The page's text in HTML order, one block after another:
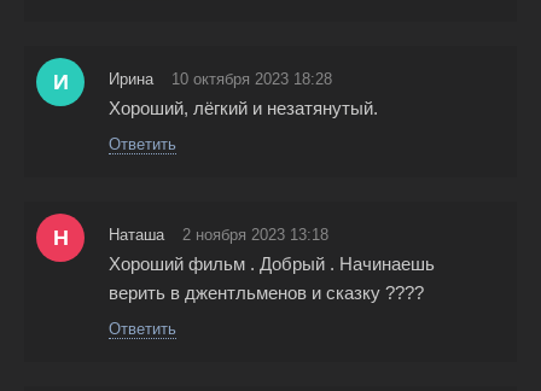
И Ирина 10 октября 2023 18:28
Хороший, лёгкий и незатянутый.
Ответить
Н Наташа 2 ноября 2023 13:18
Хороший фильм . Добрый . Начинаешь
верить в джентльменов и сказку ????
Ответить